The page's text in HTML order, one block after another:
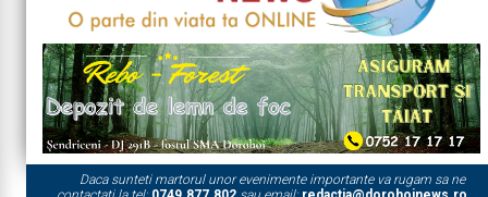
Daca sunteti martorul unor evenimente importante va rugam sa ne